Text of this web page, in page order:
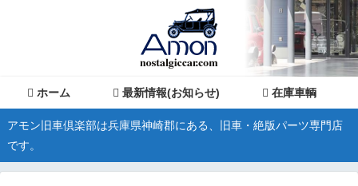
ホーム 最新情報(お知らせ) 在庫車輌
アモン旧車倶楽部は兵庫県神崎郡にある、旧車・絶版パーツ専門店
です。